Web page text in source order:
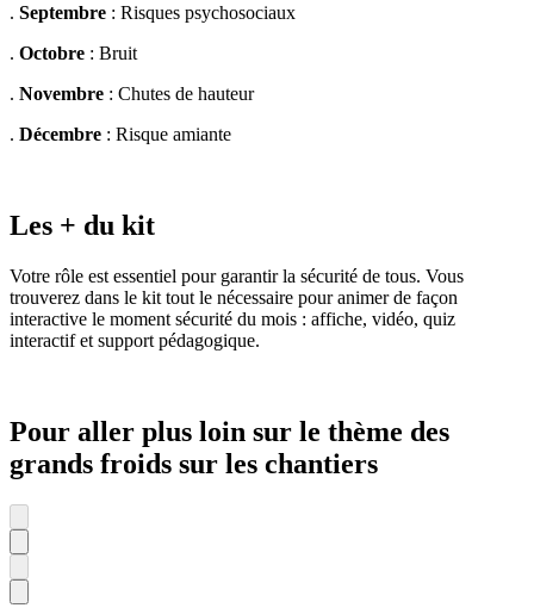
. Septembre : Risques psychosociaux
. Octobre : Bruit
. Novembre : Chutes de hauteur
. Décembre : Risque amiante
Les + du kit
Votre rôle est essentiel pour garantir la sécurité de tous. Vous
trouverez dans le kit tout le nécessaire pour animer de façon
interactive le moment sécurité du mois : affiche, vidéo, quiz
interactif et support pédagogique.
Pour aller plus loin sur le thème des
grands froids sur les chantiers